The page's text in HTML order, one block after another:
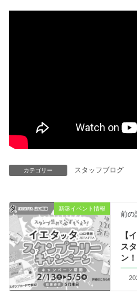
カテゴリー スタッフブログ
新築イベント情報
前の
【
ス
ン